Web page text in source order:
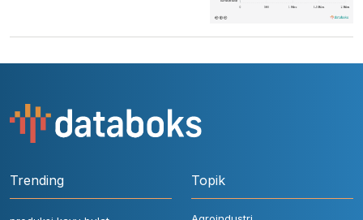
Trending Topik